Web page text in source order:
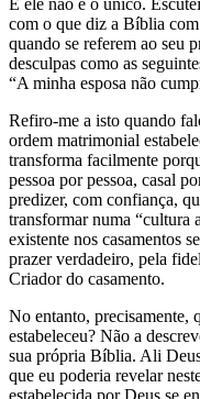
com o que diz a Bíblia
quando se referem ao seu
desculpas como as
“A minha esposa não
Refiro-me a isto quando
ordem matrimonial
transforma facilmente
pessoa por pessoa, casal
predizer, com confiança,
transformar numa “cultura
existente nos casamentos
prazer verdadeiro, pela
Criador do casamento.
No entanto, precisamente,
estabeleceu? Não a
sua própria Bíblia. Ali
que eu poderia revelar
estabelecida por Deus se